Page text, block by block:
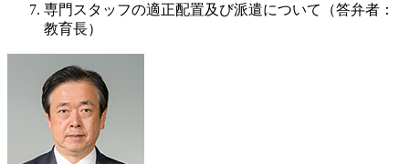
専門スタッフの適正配置及び派遣について（答弁者：
教育長）